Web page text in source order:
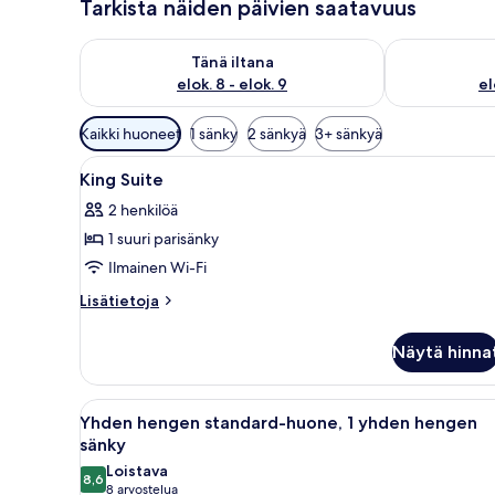
Tarkista näiden päivien saatavuus
Tänä iltana
elok. 8 - elok. 9
Tarkista tämän illan saatavuus elok. 8 - elok. 9
Tarkista
Huoneille
saatavilla
olevia
suodattimia
Kaikki huoneet 1 sänky 2 sänkyä 3+ sänkyä
Avaa
kaikki
huonetyypin
King
Suite
kuvat
Tallelokero huoneessa,
11
King Suite
2 henkilöä
1 suuri parisänky
Ilmainen Wi-Fi
Lisätietoja
Lisätietoja
Näytä
Avaa
kaikki
huonetyypin
Yhden
Hotellihuone, jossa on kaksi
4
Yhden hengen standard-huone, 1 yhden hengen
sänky
8,68,6 kautta 10
Loistava
8 arvostelua